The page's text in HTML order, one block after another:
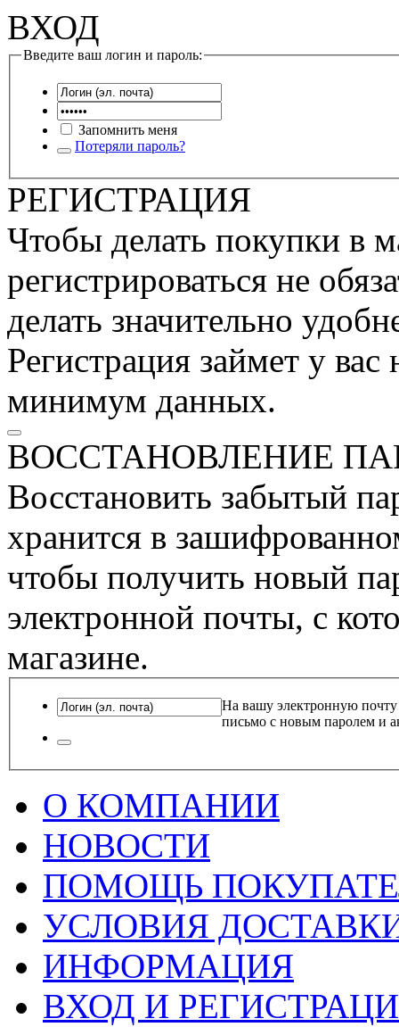
ВХОД
Введите ваш логин и пароль:
Запомнить меня
Потеряли пароль?
РЕГИСТРАЦИЯ
Чтобы делать покупки в
регистрироваться не
делать значительно
Регистрация займет у
минимум данных.
ВОССТАНОВЛЕНИЕ
Восстановить забытый
хранится в
чтобы получить новый
электронной почты, с
магазине.
На вашу электронную почту
письмо с новым паролем и
О КОМПАНИИ
НОВОСТИ
ПОМОЩЬ
УСЛОВИЯ
ИНФОРМАЦИЯ
ВХОД И